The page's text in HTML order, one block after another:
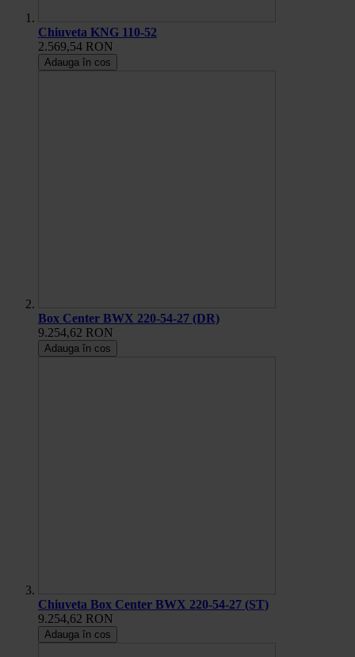
Chiuveta KNG 110-52
2.569,54 RON
Adauga în cos
Box Center BWX 220-54-27 (DR)
9.254,62 RON
Adauga în cos
Chiuveta Box Center BWX 220-54-27 (ST)
9.254,62 RON
Adauga în cos